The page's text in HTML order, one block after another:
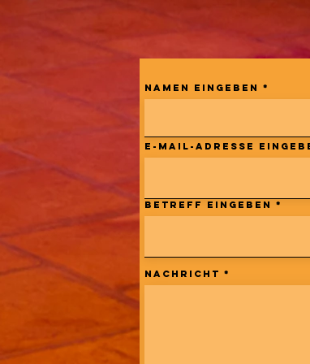
Namen eingeben
E-Mail-Adresse
Betreff eingeben
Nachricht